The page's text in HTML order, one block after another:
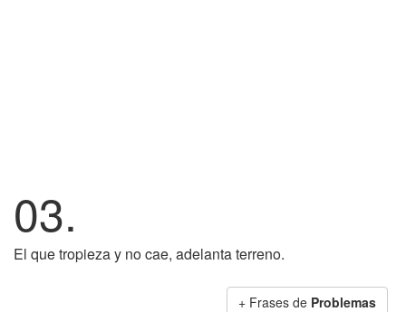
03.
El que tropieza y no cae, adelanta terreno.
+ Frases de Problemas